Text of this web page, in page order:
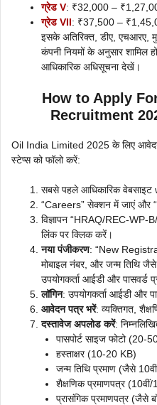
ग्रेड V: ₹32,000 –
ग्रेड VII: ₹37,500 –
इसके अतिरिक्त, डीए, एचआरए,
कंपनी नियमों के अनुसार शामिल
आधिकारिक अधिसूचना देखें।
How to Apply
Recruitment
Oil India Limited 2025 के लिए
स्टेप्स को फॉलो करें:
सबसे पहले आधिकारिक
“Careers” सेक्शन में जाएं और
विज्ञापन “HRAQ/REC-
लिंक पर क्लिक करें।
नया पंजीकरण: “New
मोबाइल नंबर, और जन्म तिथि
उपयोगकर्ता आईडी और पासवर्ड
लॉगिन: उपयोगकर्ता आईडी और
आवेदन पत्र भरें: व्यक्तिगत,
दस्तावेज अपलोड करें:
पासपोर्ट साइज फोटो (20-
हस्ताक्षर (10-20 KB)
जन्म तिथि प्रमाण (जैसे 10वीं
शैक्षणिक प्रमाणपत्र (10वीं/
प्रासंगिक प्रमाणपत्र (जैसे